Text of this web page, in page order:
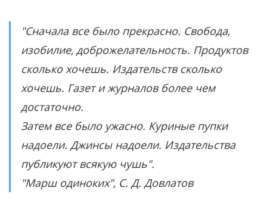
"Сначала все было прекрасно. Свобода,
изобилие, доброжелательность. Продуктов
сколько хочешь. Издательств сколько
хочешь. Газет и журналов более чем
достаточно.
Затем все было ужасно. Куриные пупки
надоели. Джинсы надоели. Издательства
публикуют всякую чушь".
"Марш одиноких", С. Д. Довлатов